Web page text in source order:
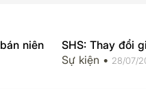
niên
SHS: Thay đổi
Sự kiện • 28/07/